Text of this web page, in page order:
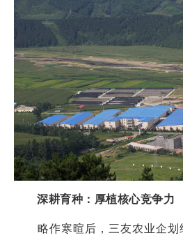
深耕育种：厚植核心竞争力
略作寒暄后，三友农业企划